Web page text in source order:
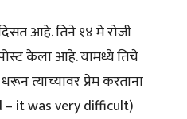
आहे. तिने १४ मे रोजी
केला आहे. यामध्ये तिचे
त्याच्यावर प्रेम करताना
it was very difficult)